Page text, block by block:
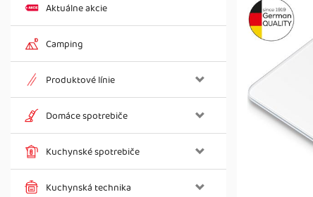
Aktuálne akcie
Camping
Produktové línie
Domáce spotrebiče
Kuchynské spotrebiče
Kuchynská technika